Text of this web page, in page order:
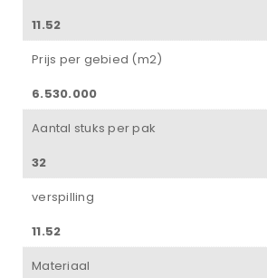
11.52
Prijs per gebied (m2)
6.530.000
Aantal stuks per pak
32
verspilling
11.52
Materiaal